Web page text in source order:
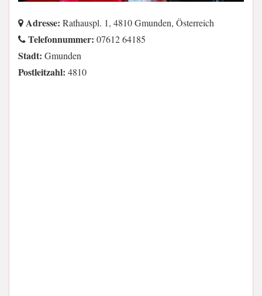
Adresse: Rathauspl. 1, 4810 Gmunden, Österreich
Telefonnummer: 07612 64185
Stadt: Gmunden
Postleitzahl: 4810